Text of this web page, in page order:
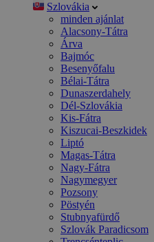
Szlovákia
minden ajánlat
Alacsony-Tátra
Árva
Bajmóc
Besenyőfalu
Bélai-Tátra
Dunaszerdahely
Dél-Szlovákia
Kis-Fátra
Kiszucai-Beszkidek
Liptó
Magas-Tátra
Nagy-Fátra
Nagymegyer
Pozsony
Pöstyén
Stubnyafürdő
Szlovák Paradicsom